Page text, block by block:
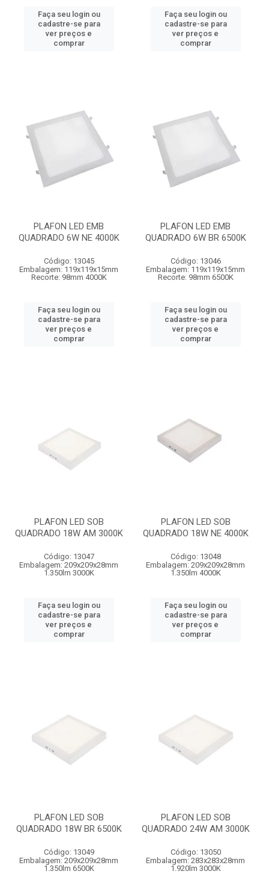
Faça seu login ou
cadastre-se para
ver preços e
comprar
Faça seu login ou
cadastre-se para
ver preços e
comprar
PLAFON LED EMB
QUADRADO 6W NE 4000K
Código: 13045
Embalagem: 119x119x15mm
Recorte: 98mm 4000K
Faça seu login ou
cadastre-se para
ver preços e
comprar
PLAFON LED EMB
QUADRADO 6W BR 6500K
Código: 13046
Embalagem: 119x119x15mm
Recorte: 98mm 6500K
Faça seu login ou
cadastre-se para
ver preços e
comprar
PLAFON LED SOB
QUADRADO 18W AM 3000K
Código: 13047
Embalagem: 209x209x28mm
1.350lm 3000K
Faça seu login ou
cadastre-se para
ver preços e
comprar
PLAFON LED SOB
QUADRADO 18W NE 4000K
Código: 13048
Embalagem: 209x209x28mm
1.350lm 4000K
Faça seu login ou
cadastre-se para
ver preços e
comprar
PLAFON LED SOB
QUADRADO 18W BR 6500K
Código: 13049
Embalagem: 209x209x28mm
1.350lm 6500K
PLAFON LED SOB
QUADRADO 24W AM 3000K
Código: 13050
Embalagem: 283x283x28mm
1.920lm 3000K